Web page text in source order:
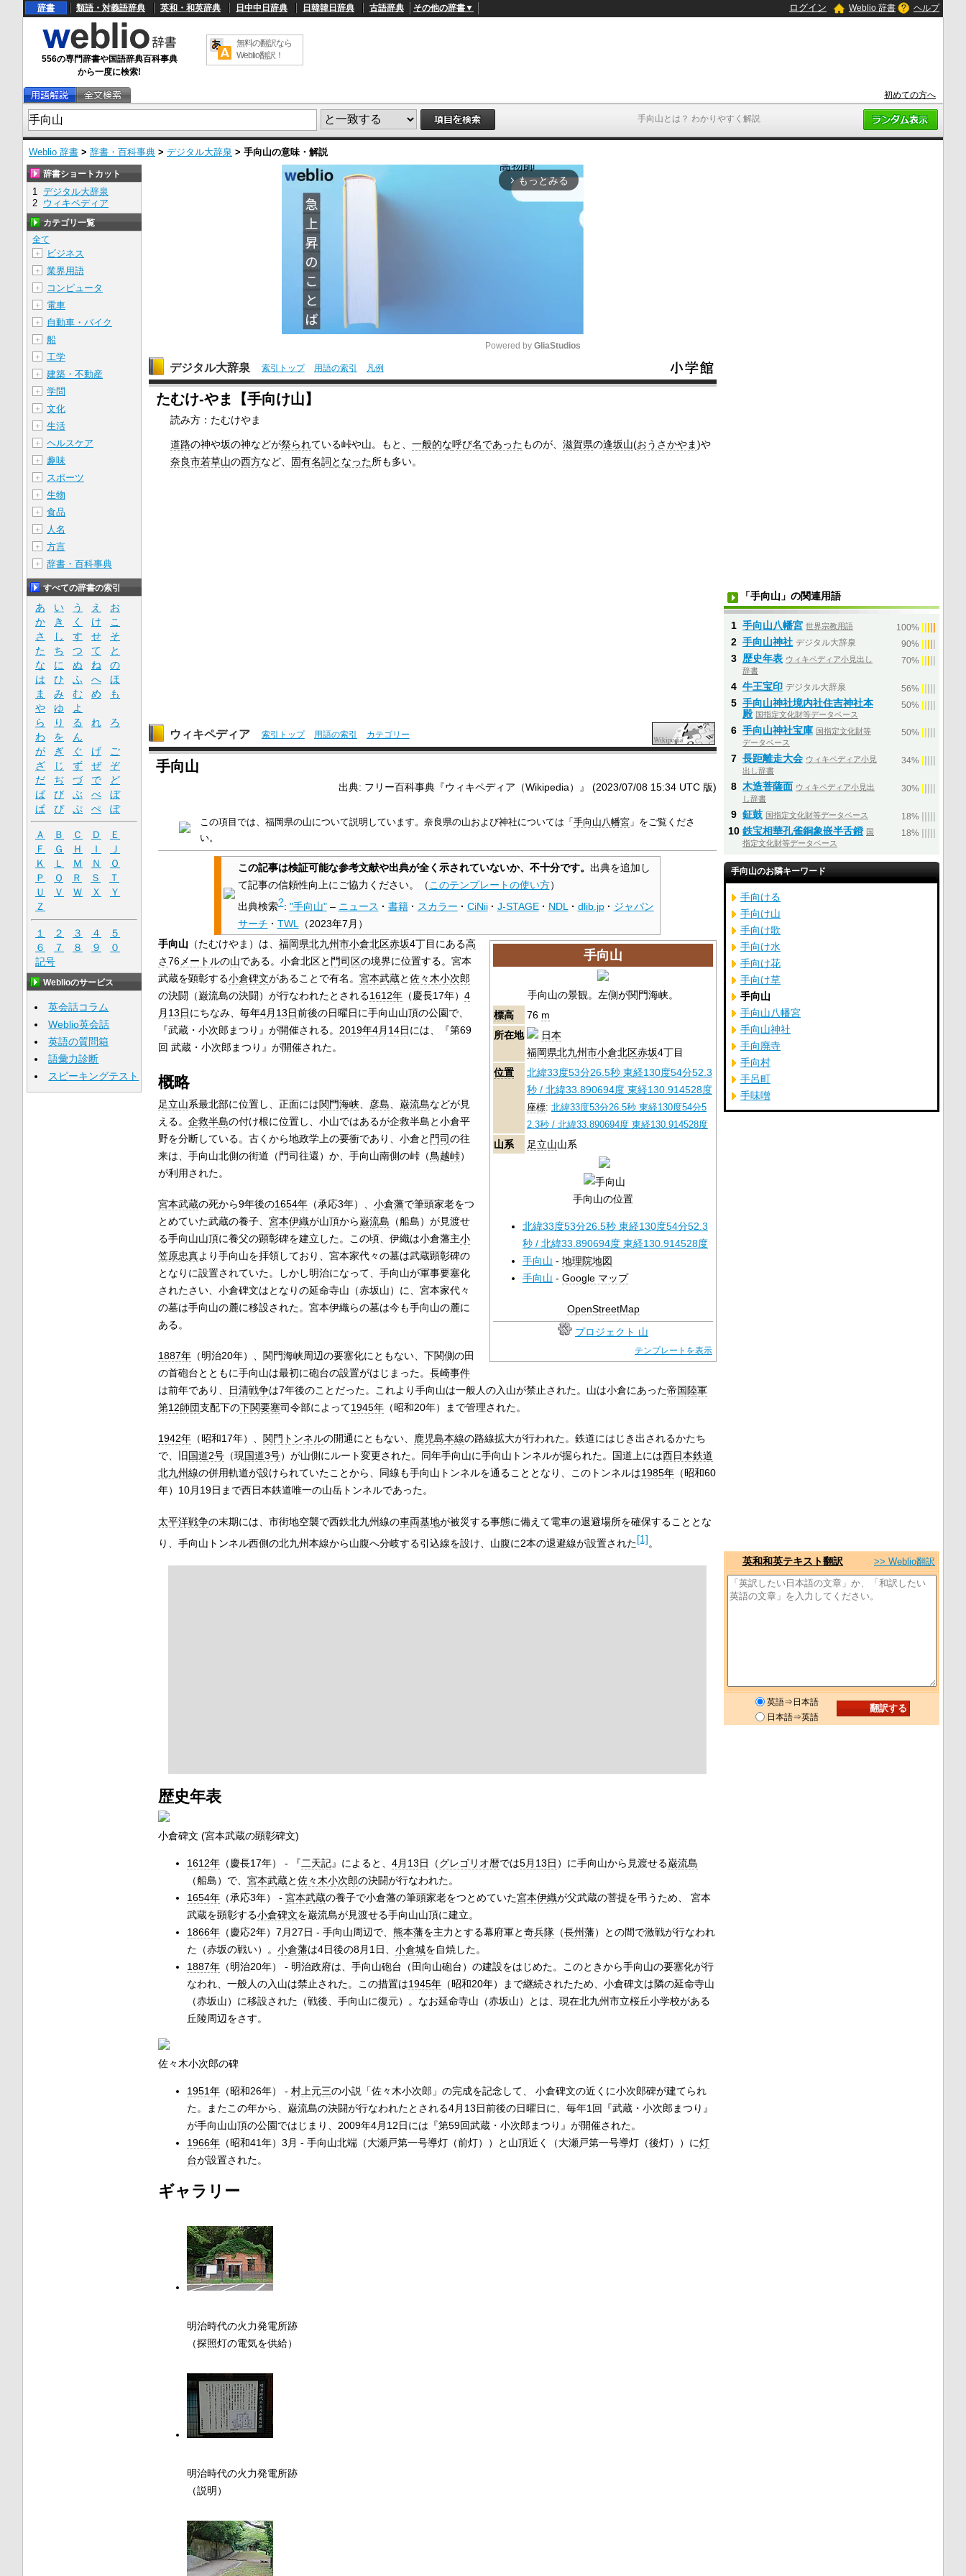
手向山とは？ わかりやすく解説
辞書 類語・対義語辞典 英和・和英辞典 日中中日辞典 日韓韓日辞典 古語辞典 その他の辞書▼ ログイン Weblio 辞書 ヘルプ
556の専門辞書や国語辞典百科事典
から一度に検索!
無料の翻訳なら
Weblio翻訳！
初めての方へ
Weblio 辞書 > 辞書・百科事典 > デジタル大辞泉 > 手向山の意味・解説
arrow_forward_ios もっとみる
M
e
Powered by GliaStudios
デジタル大辞泉 索引トップ 用語の索引 凡例
たむけ‐やま【手向け山】
読み方：たむけやま
道路の神や坂の神などが祭られている峠や山。もと、一般的な呼び名であったものが、滋賀県の逢坂山(おうさかやま)や
奈良市若草山の西方など、 固有名詞となった所も多い。
ウィキペディア 索引トップ 用語の索引 カテゴリー
手向山
出典: フリー百科事典『ウィキペディア（Wikipedia）』 (2023/07/08 15:34 UTC 版)
この項目では、福岡県の山について説明しています。奈良県の山および神社については「 手向山八幡宮」をご覧くださ
い。
この記事は検証可能な参考文献や出典が全く示されていないか、不十分です。 出典を追加し
て記事の信頼性向上にご協力ください。
（ このテンプレートの使い方）
出典検索?: "手向山"– ニュース · 書籍 · スカラー · CiNii · J-STAGE · NDL · dlib.jp · ジャパン
サーチ · TWL （2023年7月 ）
手向山
手向山の景観。左側が関門海峡。
標高
76 m
所在地
日本
福岡県北九州市小倉北区赤坂4丁目
位置
北緯33度53分26.5秒 東経130度54分52.3
秒 / 北緯33.890694度 東経130.914528度
座標: 北緯33度53分26.5秒 東経130度54分5
2.3秒 / 北緯33.890694度 東経130.914528度
山系 足立山山系
手向山の位置
北緯33度53分26.5秒 東経130度54分52.3
秒 / 北緯33.890694度 東経130.914528度
手向山 - 地理院地図
手向山 - Google マップ
OpenStreetMap
プロジェクト 山
テンプレートを表示
手向山 （たむけやま）は、 福岡県北九州市小倉北区赤坂4丁目にある高
さ76メートルの山である。小倉北区と 門司区の境界に位置する。宮本
武蔵を顕彰する小倉碑文があることで有名。 宮本武蔵と佐々木小次郎
の決闘（巌流島の決闘）が行なわれたとされる1612年（慶長17年） 4
月13日にちなみ、毎年4月13日前後の日曜日に手向山山頂の公園で、
『武蔵・小次郎まつり』が開催される。 2019年4月14日には、『第69
回 武蔵・小次郎まつり』が開催された。
概略
足立山系最北部に位置し、正面には関門海峡、 彦島 巌流島などが見
える。 企救半島の付け根に位置し、小山ではあるが企救半島と小倉平
野を分断している。古くから地政学上の要衝であり、小倉と 門司の往
来は、手向山北側の街道（門司往還）か、手向山南側の峠（鳥越峠）
が利用された。
宮本武蔵の死から9年後の1654年（承応3年）、 小倉藩で筆頭家老をつ
とめていた武蔵の養子、 宮本伊織が山頂から巌流島 （船島）が見渡せ
る手向山山頂に養父の顕彰碑を建立した。この頃、伊織は小倉藩主小
笠原忠真より手向山を拝領しており、宮本家代々の墓は武蔵顕彰碑の
となりに設置されていた。しかし明治になって、手向山が軍事要塞化
されたさい、小倉碑文はとなりの延命寺山（赤坂山）に、宮本家代々
の墓は手向山の麓に移設された。宮本伊織らの墓は今も手向山の麓に
ある。
1887年（明治20年）、関門海峡周辺の要塞化にともない、下関側の田
の首砲台とともに手向山は最初に砲台の設置がはじまった。 長崎事件
は前年であり、
日清戦争は7年後のことだった。これより手向山は一般人の入山が禁止された。山は小倉にあった帝国陸軍
第12師団支配下の下関要塞司令部によって1945年（昭和20年）まで管理された。
1942年（昭和17年）、 関門トンネルの開通にともない、 鹿児島本線の路線拡大が行われた。鉄道にはじき出されるかたち
で、旧国道2号（現国道3号）が山側にルート変更された。同年手向山に手向山トンネルが掘られた。国道上には西日本鉄道
北九州線の併用軌道が設けられていたことから、同線も手向山トンネルを通ることとなり、このトンネルは1985年（昭和60
年）10月19日まで西日本鉄道唯一の山岳トンネルであった。
太平洋戦争の末期には、市街地空襲で西鉄北九州線の車両基地が被災する事態に備えて電車の退避場所を確保することとな
り、手向山トンネル西側の北九州本線から山腹へ分岐する引込線を設け、山腹に2本の退避線が設置された[1]。
歴史年表
小倉碑文 (宮本武蔵の顕彰碑文)
1612年（慶長17年） - 『二天記』によると、 4月13日 （グレゴリオ暦では5月13日 ）に手向山から見渡せる巌流島
（船島）で、 宮本武蔵と佐々木小次郎の決闘が行なわれた。
1654年（承応3年） - 宮本武蔵の養子で小倉藩の筆頭家老をつとめていた宮本伊織が父武蔵の菩提を弔うため、 宮本
武蔵を顕彰する小倉碑文を巌流島が見渡せる手向山山頂に建立。
1866年（慶応2年）7月27日 - 手向山周辺で、 熊本藩を主力とする幕府軍と奇兵隊（長州藩）との間で激戦が行なわれ
た（赤坂の戦い）。 小倉藩は4日後の8月1日、 小倉城を自焼した。
1887年（明治20年） - 明治政府は、手向山砲台（田向山砲台）の建設をはじめた。このときから手向山の要塞化が行
なわれ、一般人の入山は禁止された。この措置は1945年（昭和20年）まで継続されたため、小倉碑文は隣の延命寺山
（赤坂山）に移設された（戦後、手向山に復元）。なお延命寺山（赤坂山）とは、現在北九州市立桜丘小学校がある
丘陵周辺をさす。
佐々木小次郎の碑
1951年（昭和26年） - 村上元三の小説「佐々木小次郎」の完成を記念して、 小倉碑文の近くに小次郎碑が建てられ
た。またこの年から、巌流島の決闘が行なわれたとされる4月13日前後の日曜日に、毎年1回『武蔵・小次郎まつり』
が手向山山頂の公園ではじまり、2009年4月12日には『第59回武蔵・小次郎まつり』が開催された。
1966年（昭和41年）3月 - 手向山北端（大瀬戸第一号導灯（前灯））と山頂近く（大瀬戸第一号導灯（後灯））に灯
台が設置された。
ギャラリー
明治時代の火力発電所跡
（探照灯の電気を供給）
明治時代の火力発電所跡
（説明）
辞書ショートカット
1 デジタル大辞泉
2 ウィキペディア
カテゴリ一覧
全て
＋
ビジネス
＋ 業界用語
＋ コンピュータ
＋ 電車
＋ 自動車・バイク
＋ 船
＋ 工学
＋ 建築・不動産
＋ 学問
＋ 文化
＋ 生活
＋ ヘルスケア
＋ 趣味
＋ スポーツ
＋ 生物
＋ 食品
＋ 人名
＋ 方言
＋ 辞書・百科事典
すべての辞書の索引
あ い う え
お
か
き く け
こ
さ
し す せ
そ
た
ち つ て
と
な
に ぬ ね
の
は
ひ ふ へ
ほ
ま
み む め
も
や
ゆ
よ
ら
り る れ
ろ
わ
を
ん
が
ぎ ぐ げ
ご
ざ
じ ず ぜ
ぞ
だ
ぢ づ で
ど
ば
び ぶ べ
ぼ
ぱ
ぴ ぷ ぺ ぽ
Ａ Ｂ Ｃ Ｄ
Ｅ
Ｆ
Ｇ Ｈ Ｉ
Ｊ
Ｋ
Ｌ Ｍ Ｎ
Ｏ
Ｐ
Ｑ Ｒ Ｓ
Ｔ
Ｕ
Ｖ Ｗ Ｘ
Ｙ
Ｚ
１ ２ ３ ４
５
６
７ ８ ９
０
記号
Weblioのサービス
英会話コラム
Weblio英会話
英語の質問箱
語彙力診断
スピーキングテスト
「手向山」の関連用語
1 手向山八幡宮 世界宗教用語 100%
2 手向山神社 デジタル大辞泉 90%
3 歴史年表 ウィキペディア小見出し
辞書
70%
4 牛王宝印 デジタル大辞泉 56%
5 手向山神社境内社住吉神社本
殿 国指定文化財等データベース
50%
6 手向山神社宝庫 国指定文化財等
データベース
50%
7 長距離走大会 ウィキペディア小見
出し辞書
34%
8 木造菩薩面 ウィキペディア小見出
し辞書
30%
9 鉦鼓 国指定文化財等データベース 18%
10 鉄宝相華孔雀銅象嵌半舌鐙 国
指定文化財等データベース
18%
手向山のお隣キーワード
手向ける
手向け山
手向け歌
手向け水
手向け花
手向け草
手向山
手向山八幡宮
手向山神社
手向廃寺
手向村
手呂町
手味噌
英和和英テキスト翻訳 >> Weblio翻訳
英語⇒日本語
日本語⇒英語